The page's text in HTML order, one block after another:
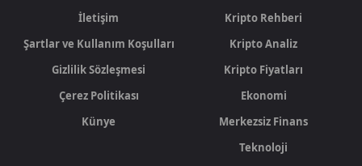
İletişim
Şartlar ve Kullanım Koşulları
Gizlilik Sözleşmesi
Çerez Politikası
Künye
Kripto Rehberi
Kripto Analiz
Kripto Fiyatları
Ekonomi
Merkezsiz Finans
Teknoloji